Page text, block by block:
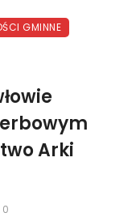
GMINNE
Arki
0